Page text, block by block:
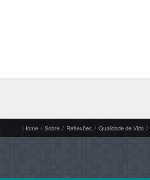
Home / Sobre / Reflexões / Qualidade de Vida /